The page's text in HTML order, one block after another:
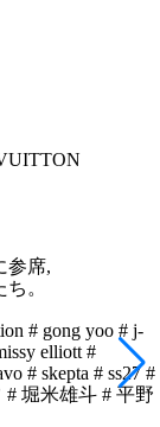
参席,
。
# gong yoo # j-
elliott #
# skepta # ss27 #
# 堀米雄斗 # 平野